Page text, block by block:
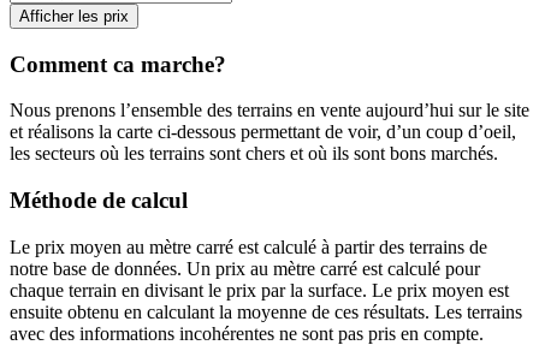
Afficher les prix
Comment ca marche?
Nous prenons l’ensemble des terrains en vente aujourd’hui sur le site
et réalisons la carte ci-dessous permettant de voir, d’un coup d’oeil,
les secteurs où les terrains sont chers et où ils sont bons marchés.
Méthode de calcul
Le prix moyen au mètre carré est calculé à partir des terrains de
notre base de données. Un prix au mètre carré est calculé pour
chaque terrain en divisant le prix par la surface. Le prix moyen est
ensuite obtenu en calculant la moyenne de ces résultats. Les terrains
avec des informations incohérentes ne sont pas pris en compte.